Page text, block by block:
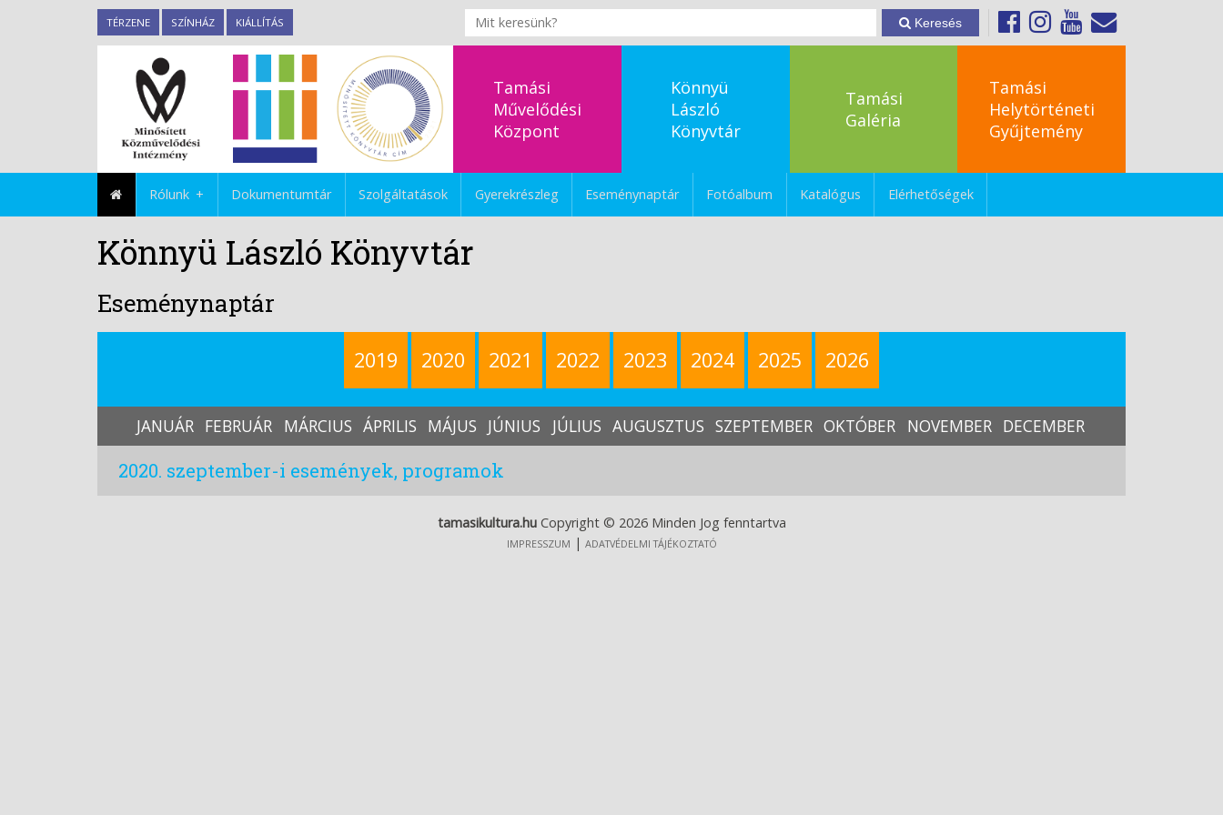
TÉRZENE SZÍNHÁZ KIÁLLÍTÁS Keresés
Tamási
Művelődési
Központ
Könnyü
László
Könyvtár
Tamási
Galéria
Tamási
Helytörténeti
Gyűjtemény
Rólunk Dokumentumtár Szolgáltatások Gyerekrészleg Eseménynaptár Fotóalbum Katalógus Elérhetőségek
Könnyü László Könyvtár
Eseménynaptár
2019 2020 2021 2022 2023 2024 2025 2026
JANUÁR FEBRUÁR MÁRCIUS ÁPRILIS MÁJUS JÚNIUS JÚLIUS AUGUSZTUS SZEPTEMBER OKTÓBER NOVEMBER DECEMBER
2020. szeptember-i események, programok
tamasikultura.hu Copyright © 2026 Minden Jog fenntartva
IMPRESSZUM | ADATVÉDELMI TÁJÉKOZTATÓ